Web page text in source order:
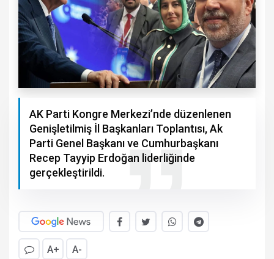
AK Parti Kongre Merkezi’nde düzenlenen
Genişletilmiş İl Başkanları Toplantısı, Ak
Parti Genel Başkanı ve Cumhurbaşkanı
Recep Tayyip Erdoğan liderliğinde
gerçekleştirildi.
A+ A-